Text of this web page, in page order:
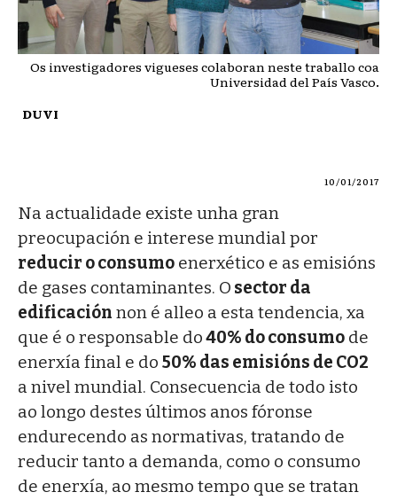
Os investigadores vigueses colaboran neste traballo coa
Universidad del País Vasco.
DUVI
10/01/2017
Na actualidade existe unha gran
preocupación e interese mundial por
reducir o consumo enerxético e as emisións
de gases contaminantes. O sector da
edificación non é alleo a esta tendencia, xa
que é o responsable do40% do consumo de
enerxía final e do 50% das emisións de CO2
a nivel mundial. Consecuencia de todo isto
ao longo destes últimos anos fóronse
endurecendo as normativas, tratando de
reducir tanto a demanda, como o consumo
de enerxía, ao mesmo tempo que se tratan